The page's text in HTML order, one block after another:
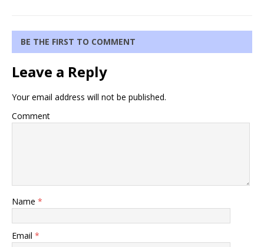
BE THE FIRST TO COMMENT
Leave a Reply
Your email address will not be published.
Comment
Name *
Email *